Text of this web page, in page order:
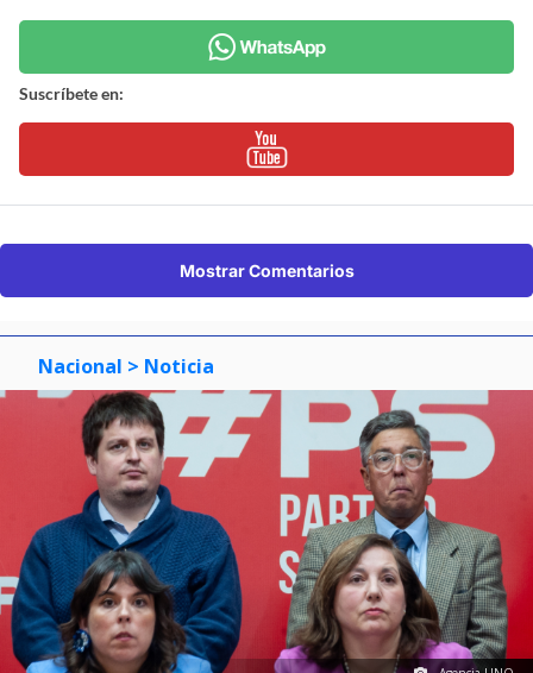
Suscríbete en:
Mostrar Comentarios
Nacional > Noticia